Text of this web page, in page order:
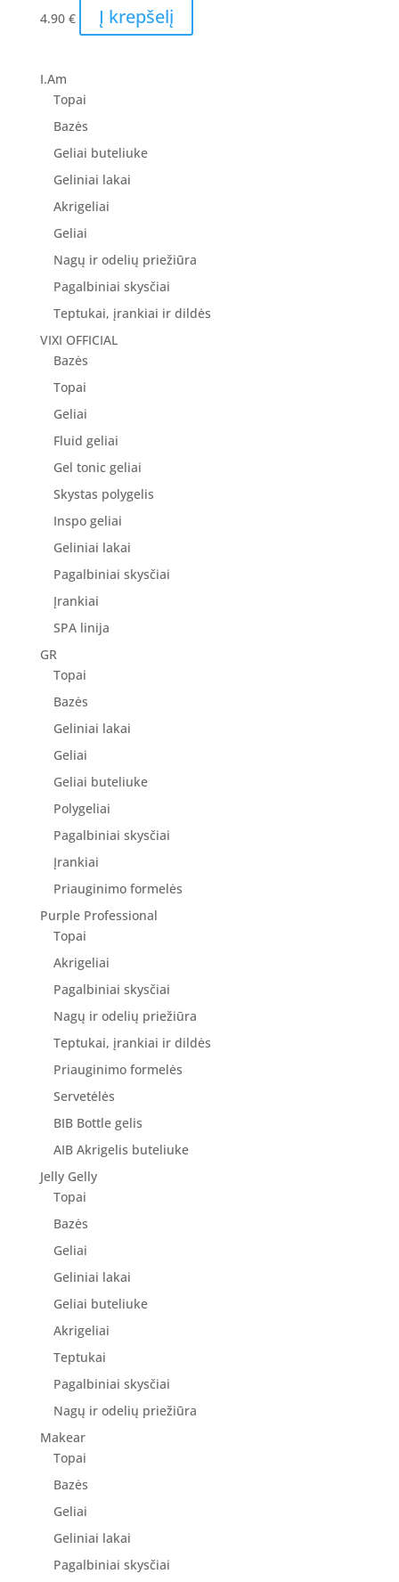
4.90 € Į krepšelį
I.Am
Topai
Bazės
Geliai buteliuke
Geliniai lakai
Akrigeliai
Geliai
Nagų ir odelių priežiūra
Pagalbiniai skysčiai
Teptukai, įrankiai ir dildės
VIXI OFFICIAL
Bazės
Topai
Geliai
Fluid geliai
Gel tonic geliai
Skystas polygelis
Inspo geliai
Geliniai lakai
Pagalbiniai skysčiai
Įrankiai
SPA linija
GR
Topai
Bazės
Geliniai lakai
Geliai
Geliai buteliuke
Polygeliai
Pagalbiniai skysčiai
Įrankiai
Priauginimo formelės
Purple Professional
Topai
Akrigeliai
Pagalbiniai skysčiai
Nagų ir odelių priežiūra
Teptukai, įrankiai ir dildės
Priauginimo formelės
Servetėlės
BIB Bottle gelis
AIB Akrigelis buteliuke
Jelly Gelly
Topai
Bazės
Geliai
Geliniai lakai
Geliai buteliuke
Akrigeliai
Teptukai
Pagalbiniai skysčiai
Nagų ir odelių priežiūra
Makear
Topai
Bazės
Geliai
Geliniai lakai
Pagalbiniai skysčiai